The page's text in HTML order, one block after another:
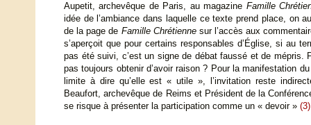
Aupetit, archevêque de Paris, au magazine Famille
idée de l’ambiance dans laquelle ce texte prend place, on
de la page de Famille Chrétiennesur l’accès aux
s’aperçoit que pour certains responsables d’Église, si au
pas été suivi, c’est un signe de débat faussé et de mépris.
pas toujours obtenir d’avoir raison ? Pour la manifestation
limite à dire qu’elle est « utile », l’invitation reste
Beaufort, archevêque de Reims et Président de la
se risque à présenter la participation comme un « devoir » (3)